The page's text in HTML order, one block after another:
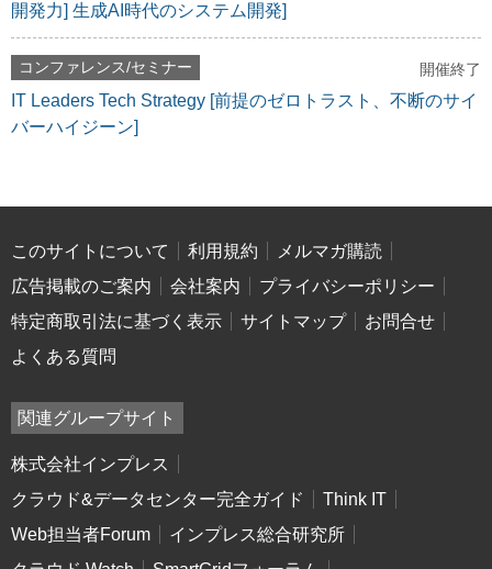
開発力] 生成AI時代のシステム開発]
コンファレンス/セミナー 開催終了
IT Leaders Tech Strategy [前提のゼロトラスト、不断のサイ
バーハイジーン]
このサイトについて 利用規約
メルマガ購読
広告掲載のご案内
会社案内
プライバシーポリシー
特定商取引法に基づく表示
サイトマップ
お問合せ
よくある質問
関連グループサイト
株式会社インプレス
クラウド&データセンター完全ガイド
Think IT
Web担当者Forum
インプレス総合研究所